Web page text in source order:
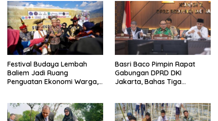
Festival Budaya Lembah
Baliem Jadi Ruang
Penguatan Ekonomi Warga,
Basri Baco Pimpin Rapat
Gabungan DPRD DKI
Jakarta, Bahas Tiga